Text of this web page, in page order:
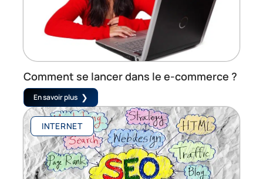
Comment se lancer dans le e-commerce ?
En savoir plus
INTERNET